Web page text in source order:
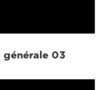
générale 03